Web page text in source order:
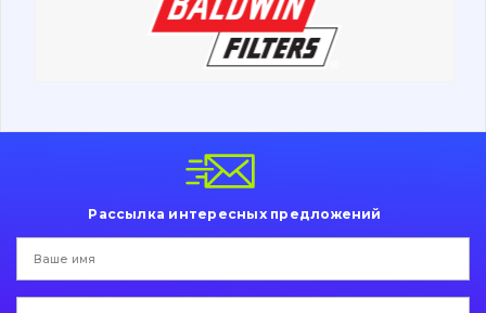
Ножи, режущие кромки
Защита (ковша, адаптера)
написати
зателефонувати
Рассылка интересных предложений